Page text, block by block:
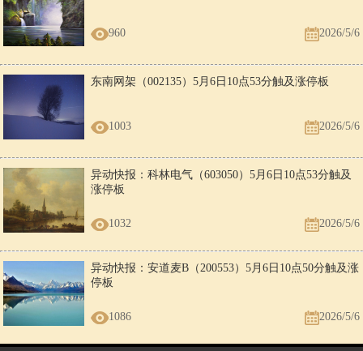
960 2026/5/6
东南网架（002135）5月6日10点53分触及涨停板
1003 2026/5/6
异动快报：科林电气（603050）5月6日10点53分触及
涨停板
1032 2026/5/6
异动快报：安道麦B（200553）5月6日10点50分触及涨
停板
1086 2026/5/6